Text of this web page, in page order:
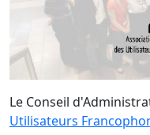
Le Conseil
Utilisateurs